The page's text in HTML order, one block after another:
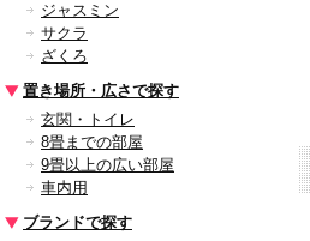
ジャスミン
サクラ
ざくろ
置き場所・広さで探す
玄関・トイレ
8畳までの部屋
9畳以上の広い部屋
車内用
ブランドで探す